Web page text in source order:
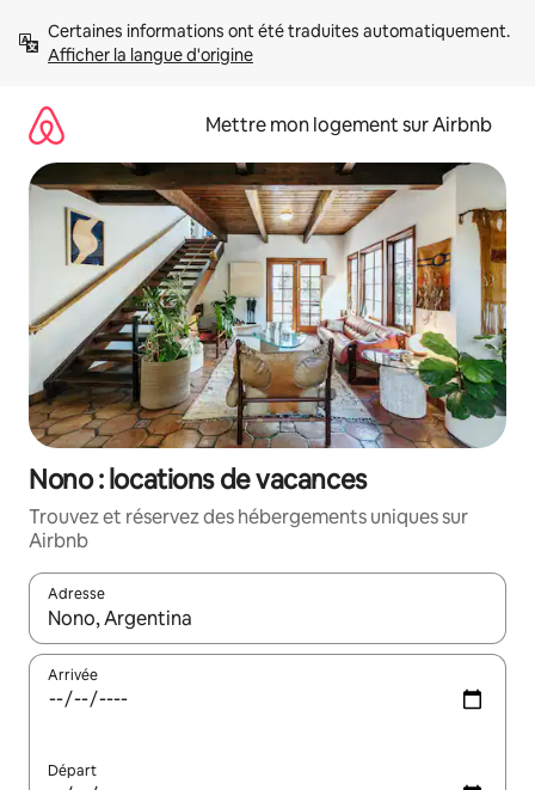
directement
Afficher la langue d'origine
Mettre mon logement sur Airbnb
Nono : locations de vacances
Trouvez et réservez des hébergements uniques sur
Airbnb
Adresse
Lorsque les résultats s'affichent, utilisez les flèches vers le
Arrivée
Départ